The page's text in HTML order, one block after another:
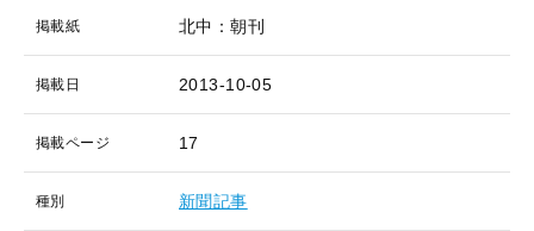
掲載紙 北中：朝刊
掲載日 2013-10-05
掲載ページ 17
種別 新聞記事